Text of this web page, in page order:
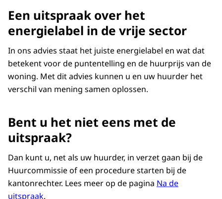
Een uitspraak over het
energielabel in de vrije sector
In ons advies staat het juiste energielabel en wat dat
betekent voor de puntentelling en de huurprijs van de
woning. Met dit advies kunnen u en uw huurder het
verschil van mening samen oplossen.
Bent u het niet eens met de
uitspraak?
Dan kunt u, net als uw huurder, in verzet gaan bij de
Huurcommissie of een procedure starten bij de
kantonrechter. Lees meer op de pagina Na de
uitspraak.